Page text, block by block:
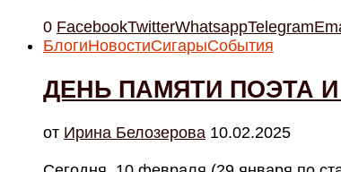
0 FacebookTwitterWhatsappTelegram
БлогиНовостиСигарыСобытия
ДЕНЬ ПАМЯТИ ПОЭТА
от Ирина Белозерова 10.02.2025